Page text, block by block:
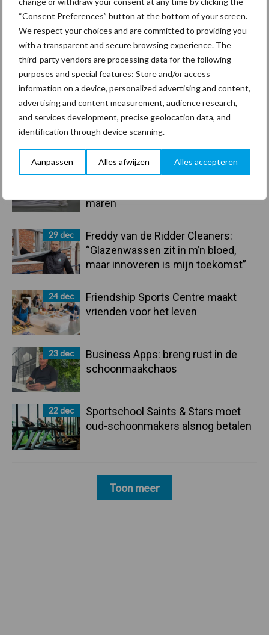
“Consent Preferences” button at the bottom of your screen.
We respect your choices and are committed to providing you
with a transparent and secure browsing experience. The
third-party vendors are processing data for the following
purposes and special features: Store and/or access
information on a device, personalized advertising and content,
advertising and content measurement, audience research,
and services development, precise geolocation data, and
identification through device scanning.
Aanpassen Alles afwijzen Alles accepteren
Primaire
Sidebar
Recent nieuws Partner nieuws
30 dec
Hervorming flexibele
maren
29 dec
Freddy van de Ridder Cleaners:
“Glazenwassen zit in m’n bloed,
maar innoveren is mijn toekomst”
24 dec
Friendship Sports Centre maakt
vrienden voor het leven
23 dec
Business Apps: breng rust in de
schoonmaakchaos
22 dec
Sportschool Saints & Stars moet
oud-schoonmakers alsnog betalen
Toon meer
Coronavirus UVC
Toon meer